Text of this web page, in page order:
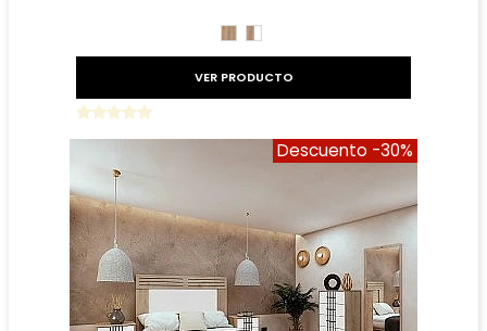
ROBLEROBLE
VER PRODUCTO
Descuento -30%